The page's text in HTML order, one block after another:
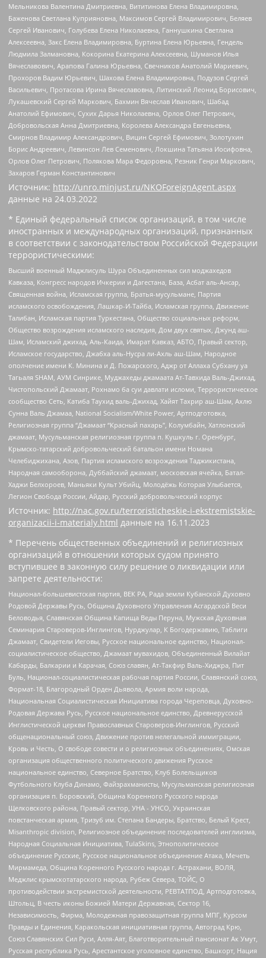
Мельникова Валентина Дмитриевна, Вититинова Елена Владимировна,
Баженова Светлана Куприяновна, Максимов Сергей Владимирович, Беляев
Сергей Иванович, Голубева Елена Николаевна, Ганнушкина Светлана
Алексеевна, Закс Елена Владимировна, Буртина Елена Юрьевна, Гендель
Людмила Залмановна, Кокорина Екатерина Алексеевна, Шуманов Илья
Вячеславович, Арапова Галина Юрьевна, Свечников Анатолий Мариевич,
Прохоров Вадим Юрьевич, Шахова Елена Владимировна, Подузов Сергей
Васильевич, Протасова Ирина Вячеславовна, Литинский Леонид Борисович,
Лукашевский Сергей Маркович, Бахмин Вячеслав Иванович, Шабад
Анатолий Ефимович, Сухих Дарья Николаевна, Орлов Олег Петрович,
Добровольская Анна Дмитриевна, Королева Александра Евгеньевна,
Смирнов Владимир Александрович, Вицин Сергей Ефимович, Золотухин
Борис Андреевич, Левинсон Лев Семенович, Локшина Татьяна Иосифовна,
Орлов Олег Петрович, Полякова Мара Федоровна, Резник Генри Маркович,
Захаров Герман Константинович
Источник: http://unro.minjust.ru/NKOForeignAgent.aspx
данные на 24.03.2022
* Единый федеральный список организаций, в том числе
иностранных и международных организаций, признанных
в соответствии с законодательством Российской Федерации
террористическими:
Высший военный Маджлисуль Шура Объединенных сил моджахедов
Кавказа, Конгресс народов Ичкерии и Дагестана, База, Асбат аль-Ансар,
Священная война, Исламская группа, Братья-мусульмане, Партия
исламского освобождения, Лашкар-И-Тайба, Исламская группа, Движение
Талибан, Исламская партия Туркестана, Общество социальных реформ,
Общество возрождения исламского наследия, Дом двух святых, Джунд аш-
Шам, Исламский джихад, Аль-Каида, Имарат Кавказ, АБТО, Правый сектор,
Исламское государство, Джабха аль-Нусра ли-Ахль аш-Шам, Народное
ополчение имени К. Минина и Д. Пожарского, Аджр от Аллаха Субхану уа
Тагьаля SHAM, АУМ Синрике, Муджахеды джамаата Ат-Тавхида Валь-Джихад,
Чистопольский Джамаат, Рохнамо ба суи давлати исломи, Террористическое
сообщество Сеть, Катиба Таухид валь-Джихад, Хайят Тахрир аш-Шам, Ахлю
Сунна Валь Джамаа, National Socialism/White Power, Артподготовка,
Религиозная группа “Джамаат “Красный пахарь”, Колумбайн, Хатлонский
джамаат, Мусульманская религиозная группа п. Кушкуль г. Оренбург,
Крымско-татарский добровольческий батальон имени Номана
Челебиджихана, Азов, Партия исламского возрождения Таджикистана,
Народная самооборона, Дуббайский джамаат, московская ячейка, Батал-
Хаджи Белхороев, Маньяки Культ Убийц, Молодёжь Которая Улыбается,
Легион Свобода России, Айдар, Русский добровольческий корпус
Источник: http://nac.gov.ru/terroristicheskie-i-ekstremistskie-
organizacii-i-materialy.html данные на 16.11.2023
* Перечень общественных объединений и религиозных
организаций в отношении которых судом принято
вступившее в законную силу решение о ликвидации или
запрете деятельности:
Национал-большевистская партия, ВЕК РА, Рада земли Кубанской Духовно
Родовой Державы Русь, Община Духовного Управления Асгардской Веси
Беловодья, Славянская Община Капища Веды Перуна, Мужская Духовная
Семинария Староверов-Инглингов, Нурджулар, К Богодержавию, Таблиги
Джамаат, Свидетели Иеговы, Русское национальное единство, Национал-
социалистическое общество, Джамаат мувахидов, Объединенный Вилайат
Кабарды, Балкарии и Карачая, Союз славян, Ат-Такфир Валь-Хиджра, Пит
Буль, Национал-социалистическая рабочая партия России, Славянский союз,
Формат-18, Благородный Орден Дьявола, Армия воли народа,
Национальная Социалистическая Инициатива города Череповца, Духовно-
Родовая Держава Русь, Русское национальное единство, Древнерусской
Инглистической церкви Православных Староверов-Инглингов, Русский
общенациональный союз, Движение против нелегальной иммиграции,
Кровь и Честь, О свободе совести и о религиозных объединениях, Омская
организация общественного политического движения Русское
национальное единство, Северное Братство, Клуб Болельщиков
Футбольного Клуба Динамо, Файзрахманисты, Мусульманская религиозная
организация п. Боровский, Община Коренного Русского народа
Щелковского района, Правый сектор, УНА - УНСО, Украинская
повстанческая армия, Тризуб им. Степана Бандеры, Братство, Белый Крест,
Misanthropic division, Религиозное объединение последователей инглиизма,
Народная Социальная Инициатива, TulaSkins, Этнополитическое
объединение Русские, Русское национальное объединение Атака, Мечеть
Мирмамеда, Община Коренного Русского народа г. Астрахани, ВОЛЯ,
Меджлис крымскотатарского народа, Рубеж Севера, ТОЙС, О
противодействии экстремистской деятельности, РЕВТАТПОД, Артподготовка,
Штольц, В честь иконы Божией Матери Державная, Сектор 16,
Независимость, Фирма, Молодежная правозащитная группа МПГ, Курсом
Правды и Единения, Каракольская инициативная группа, Автоград Крю,
Союз Славянских Сил Руси, Алля-Аят, Благотворительный пансионат Ак Умут,
Русская республика Русь, Арестантское уголовное единство, Башкорт, Нация